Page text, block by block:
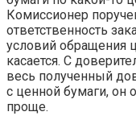
Комиссионер
ответственность
условий обращения
касается. С
весь полученный
с ценной бумаги, он
проще.